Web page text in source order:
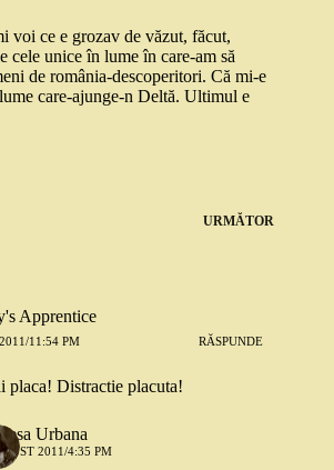
voi ce e grozav de văzut, făcut,
cele unice în lume în care-am să
de românia-descoperitori. Că mi-e
care-ajunge-n Deltă. Ultimul e
URMĂTOR
Apprentice
11:54 PM RĂSPUNDE
placa! Distractie placuta!
Urbana
2011/4:35 PM